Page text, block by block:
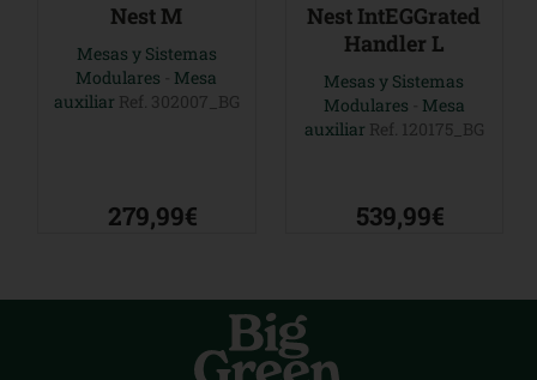
Nest M
Mesas y Sistemas
Modulares
Mesa
auxiliar Ref. 302007_BG
279,99€
Nest IntEGGrated
Handler L
Mesas y Sistemas
Modulares
Mesa
auxiliar Ref. 120175_BG
539,99€